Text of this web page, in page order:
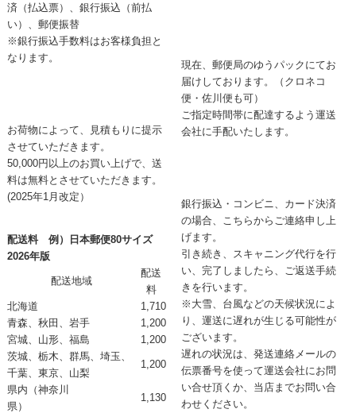
済（払込票）、銀行振込（前払
い）、郵便振替
※銀行振込手数料はお客様負担と
なります。
お荷物によって、見積もりに提示
させていただきます。
50,000円以上のお買い上げで、送
料は無料とさせていただきます。
(2025年1月改定）
配送料 例）日本郵便80サイズ
2026年版
配送地域
配送
料
北海道
1,710
青森、秋田、岩手
1,200
宮城、山形、福島
1,200
茨城、栃木、群馬、埼玉、
千葉、東京、山梨
1,200
県内（神奈川
県）
1,130
現在、郵便局のゆうパックにてお
届けしております。（クロネコ
便・佐川便も可）
ご指定時間帯に配達するよう運送
会社に手配いたします。
銀行振込・コンビニ、カード決済
の場合、こちらからご連絡申し上
げます。
引き続き、スキャニング代行を行
い、完了しましたら、ご返送手続
きを行います。
※大雪、台風などの天候状況によ
り、運送に遅れが生じる可能性が
ございます。
遅れの状況は、発送連絡メールの
伝票番号を使って運送会社にお問
い合せ頂くか、当店までお問い合
わせください。